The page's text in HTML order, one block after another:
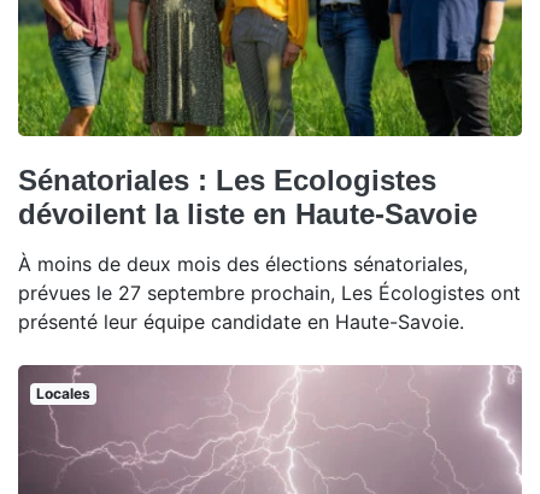
Sénatoriales : Les Ecologistes
dévoilent la liste en Haute-Savoie
À moins de deux mois des élections sénatoriales,
prévues le 27 septembre prochain, Les Écologistes ont
présenté leur équipe candidate en Haute-Savoie.
Locales